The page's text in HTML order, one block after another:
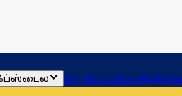
ஜோதிடம்தமிழ்நாடு